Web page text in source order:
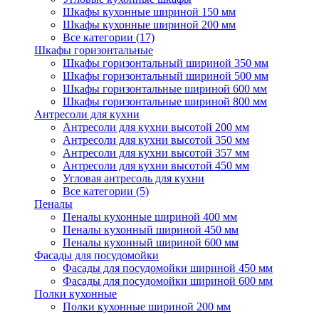
Шкафы кухонные шириной 150 мм
Шкафы кухонные шириной 200 мм
Все категории (17)
Шкафы горизонтальные
Шкафы горизонтальный шириной 350 мм
Шкафы горизонтальный шириной 500 мм
Шкафы горизонтальные шириной 600 мм
Шкафы горизонтальные шириной 800 мм
Антресоли для кухни
Антресоли для кухни высотой 200 мм
Антресоли для кухни высотой 350 мм
Антресоли для кухни высотой 357 мм
Антресоли для кухни высотой 450 мм
Угловая антресоль для кухни
Все категории (5)
Пеналы
Пеналы кухонные шириной 400 мм
Пеналы кухонный шириной 450 мм
Пеналы кухонный шириной 600 мм
Фасады для посудомойки
Фасады для посудомойки шириной 450 мм
Фасады для посудомойки шириной 600 мм
Полки кухонные
Полки кухонные шириной 200 мм